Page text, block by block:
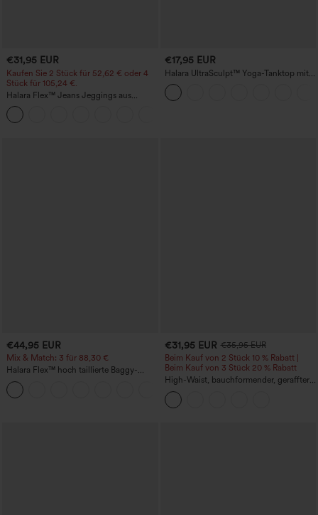
€31,95 EUR
Kaufen Sie 2 Stück für 52,62 € oder 4
Stück für 105,24 €.
Halara Flex™ Jeans Jeggings aus
elastischem Strick-Denim mit hohem
Bund und Gesäßtaschen
€17,95 EUR
Halara UltraSculpt™ Yoga-Tanktop mit
doppelten Trägern und gedrehtem
Rückendesign
€44,95 EUR
Mix & Match: 3 für 88,30 €
Halara Flex™ hoch taillierte Baggy-
Jeans mit Taschen, weitem Bein,
stonewashed, lässig
€31,95 EUR €35,95 EUR
Beim Kauf von 2 Stück 10 % Rabatt |
Beim Kauf von 3 Stück 20 % Rabatt
High-Waist, bauchformender, geraffter
Midirock mit geschwungenem Saum, 2-
in-1 Fleece/PU, lässig